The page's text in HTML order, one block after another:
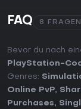
FAQ 8 FRAGEN
Bevor du nach
PlayStation-
Genres:
Online PvP,
Purchases,